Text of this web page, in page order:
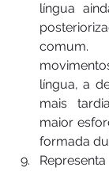
língua
comum.
língua, a
mais
maior
formada